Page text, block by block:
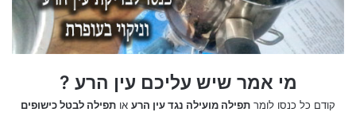
מי אמר שיש עליכם עין הרע ?
קודם כל כנסו לומר תפילה מועילה נגד עין הרע או תפילה לבטל כישופים